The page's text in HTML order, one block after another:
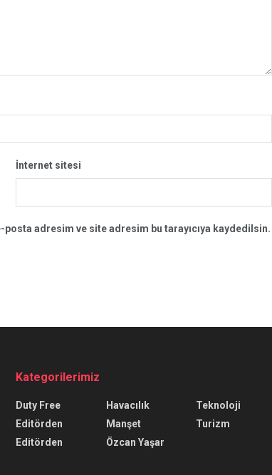
İnternet sitesi
posta adresim ve site adresim bu tarayıcıya kaydedilsin.
Kategorilerimiz
Duty Free
Editörden
Editörden
Havacılık
Manşet
Özcan Yaşar
Teknoloji
Turizm